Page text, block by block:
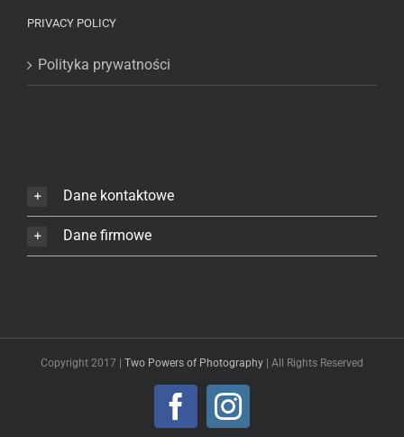
PRIVACY POLICY
Polityka prywatności
Dane kontaktowe
Dane firmowe
Copyright 2017 | Two Powers of Photography | All Rights Reserved
FacebookInstagram